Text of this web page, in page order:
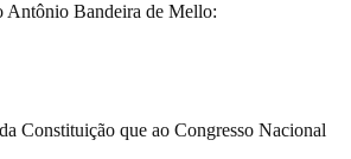
Antônio Bandeira de Mello:
Constituição que ao Congresso Nacional